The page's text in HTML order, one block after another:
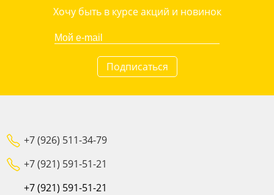
Хочу быть в курсе акций и новинок
Подписаться
+7 (926) 511-34-79
+7 (921) 591-51-21
+7 (921) 591-51-21